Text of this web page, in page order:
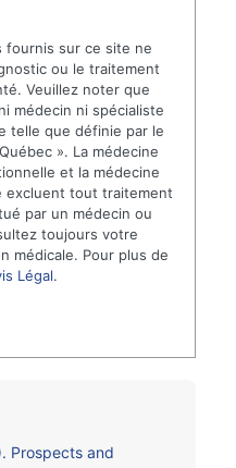
fournis sur ce site ne
ou le traitement
Veuillez noter que
médecin ni spécialiste
telle que définie par le
». La médecine
et la médecine
excluent tout traitement
par un médecin ou
toujours votre
médicale. Pour plus de
Légal.
Prospects and